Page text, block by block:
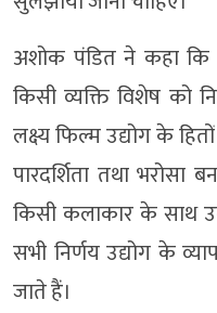
अशोक पंडित ने कहा कि
किसी व्यक्ति विशेष को
लक्ष्य फिल्म उद्योग के
पारदर्शिता तथा भरोसा
किसी कलाकार के साथ
सभी निर्णय उद्योग के
जाते हैं।